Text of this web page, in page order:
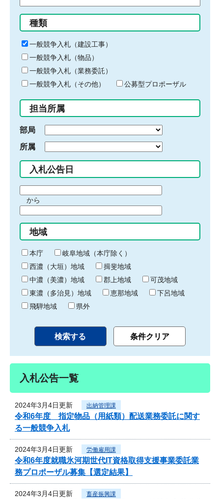
る
キ
ー
ワ
ー
ド
入
力
種類
一般競争入札（建設工事）
一般競争入札（物品）
一般競争入札（業務委託）
一般競争入札（その他）
公募型プロポーザル
担当所属
部局
所属
入札公告日
間
始
り
から
間
終
わ
り
地域
本庁
岐阜地域（本庁除く）
西濃（大垣）地域
揖斐地域
中濃（美濃）地域
郡上地域
可茂地域
東濃（多治見）地域
恵那地域
下呂地域
飛騨地域
県外
入札公告一覧
2024年3月4日更新 出納管理課
令和6年度 指定物品（用紙類）配送業務委託に関す
る一般競争入札
2024年3月4日更新 労働雇用課
令和6年度就職氷河期世代IT資格取得支援事業委託業
務プロポーザル募集【選定結果】
2024年3月4日更新 畜産振興課